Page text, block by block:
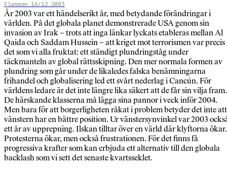
Flamman 16/12 2003
År 2003 var ett händelserikt år, med betydande förändringar i
världen. På det globala planet demonstrerade USA genom sin
invasion av Irak – trots att inga länkar lyckats etableras mellan Al
Qaida och Saddam Hussein – att kriget mot terrorismen var precis
det som vi alla fruktat: ett ständigt plundringståg under
täckmanteln av global rättsskipning. Den mer normala formen av
plundring som går under de likaledes falska benämningarna
frihandel och globalisering led ett svårt nederlag i Cancún. För
världens ledare är det inte längre lika säkert att de får sin vilja fram.
De härskande klasserna må lägga sina pannor i veck inför 2004.
Men bara för att borgerligheten råkat i problem betyder det inte att
vänstern har en bättre position. Ur vänstersynvinkel var 2003
ett år av upprepning. Ilskan tilltar över en värld där klyftorna ökar.
Protesterna ökar, men också frustrationen. För det finns få
progressiva krafter som kan erbjuda ett alternativ till den globala
backlash som vi sett det senaste kvartsseklet.